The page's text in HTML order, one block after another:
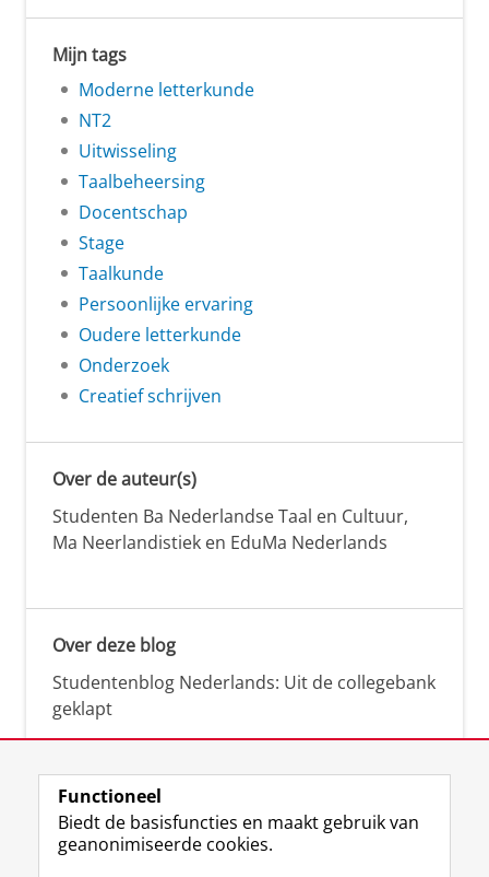
Mijn tags
Moderne letterkunde
NT2
Uitwisseling
Taalbeheersing
Docentschap
Stage
Taalkunde
Persoonlijke ervaring
Oudere letterkunde
Onderzoek
Creatief schrijven
Over de auteur(s)
Studenten Ba Nederlandse Taal en Cultuur,
Ma Neerlandistiek en EduMa Nederlands
Over deze blog
Studentenblog Nederlands: Uit de collegebank
geklapt
Functioneel
Biedt de basisfuncties en maakt gebruik van
geanonimiseerde cookies.